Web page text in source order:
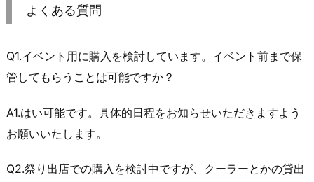
よくある質問
Q1.イベント用に購入を検討しています。イベント前まで保
管してもらうことは可能ですか？
A1.はい可能です。具体的日程をお知らせいただきますよう
お願いいたします。
Q2.祭り出店での購入を検討中ですが、クーラーとかの貸出